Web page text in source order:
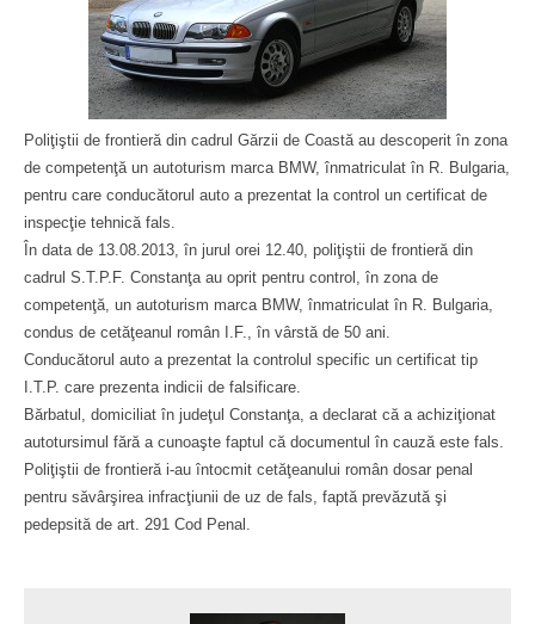
Poliţiştii de frontieră din cadrul Gărzii de Coastă au descoperit în zona
de competenţă un autoturism marca BMW, înmatriculat în R. Bulgaria,
pentru care conducătorul auto a prezentat la control un certificat de
inspecţie tehnică fals.
În data de 13.08.2013, în jurul orei 12.40, poliţiştii de frontieră din
cadrul S.T.P.F. Constanţa au oprit pentru control, în zona de
competenţă, un autoturism marca BMW, înmatriculat în R. Bulgaria,
condus de cetăţeanul român I.F., în vârstă de 50 ani.
Conducătorul auto a prezentat la controlul specific un certificat tip
I.T.P. care prezenta indicii de falsificare.
Bărbatul, domiciliat în judeţul Constanţa, a declarat că a achiziţionat
autotursimul fără a cunoaşte faptul că documentul în cauză este fals.
Poliţiştii de frontieră i-au întocmit cetăţeanului român dosar penal
pentru săvârşirea infracţiunii de uz de fals, faptă prevăzută şi
pedepsită de art. 291 Cod Penal.